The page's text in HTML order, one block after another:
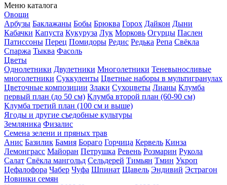
Меню каталога
Овощи
Арбузы Баклажаны Бобы Брюква Горох Дайкон Дыни
Кабачки Капуста Кукуруза Лук Морковь Огурцы Паслен
Патиссоны Перец Помидоры Редис Редька Репа Свёкла
Спаржа Тыква Фасоль
Цветы
Однолетники Двулетники Многолетники Теневыносливые
многолетники Суккуленты Цветные наборы в мультигранулах
Цветочные композиции Злаки Сухоцветы Лианы Клумба
первый план (до 50 см) Клумба второй план (60-90 см)
Клумба третий план (100 см и выше)
Ягоды и другие съедобные культуры
Земляника Физалис
Семена зелени и пряных трав
Анис Базилик Бамия Бораго Горчица Кервель Кинза
Лемонграсс Майоран Петрушка Ревень Розмарин Рукола
Салат Свёкла мангольд Сельдерей Тимьян Тмин Укроп
Цефалофора Чабер Чуфа Шпинат Щавель Эндивий Эстрагон
Новинки семян